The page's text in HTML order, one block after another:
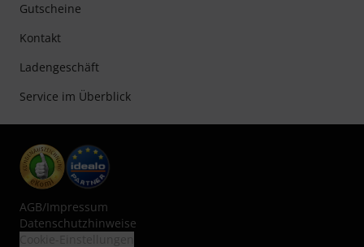
Gutscheine
Kontakt
Ladengeschäft
Service im Überblick
AGB/Impressum
Datenschutzhinweise